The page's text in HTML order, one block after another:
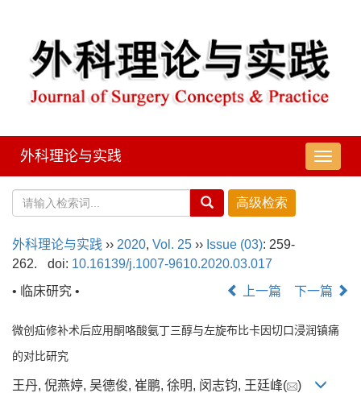
导
航
外科理论与实践
外科理论与实践 ›› 2020, Vol. 25 ›› Issue (03): 259-
262.
doi: 10.16139/j.1007-9610.2020.03.017
• 临床研究 •
上一篇 下一篇
微创疝修补术后应用酮咯酸氨丁三醇与左旋布比卡因切口浸润镇痛
的对比研究
王丹, 倪燕婷, 吴德俊, 崔鹏, 徐明, 闵志钧, 王廷峰( )